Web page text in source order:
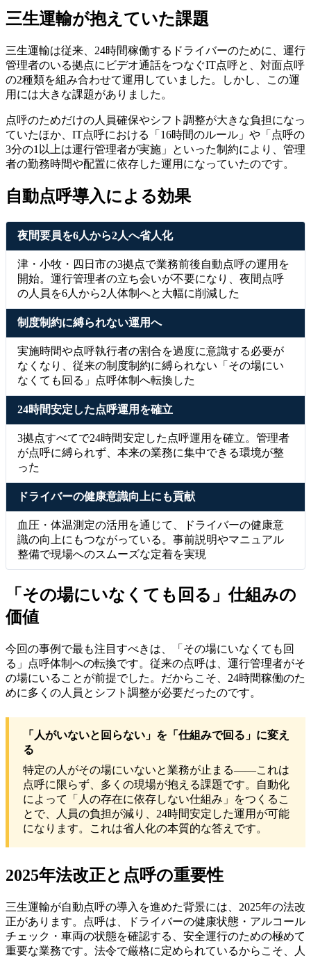
三生運輸が抱えていた課題
三生運輸は従来、24時間稼働するドライバーのために、運行
管理者のいる拠点にビデオ通話をつなぐIT点呼と、対面点呼
の2種類を組み合わせて運用していました。しかし、この運
用には大きな課題がありました。
点呼のためだけの人員確保やシフト調整が大きな負担になっ
ていたほか、IT点呼における「16時間のルール」や「点呼の
3分の1以上は運行管理者が実施」といった制約により、管理
者の勤務時間や配置に依存した運用になっていたのです。
自動点呼導入による効果
夜間要員を6人から2人へ省人化
津・小牧・四日市の3拠点で業務前後自動点呼の運用を
開始。運行管理者の立ち会いが不要になり、夜間点呼
の人員を6人から2人体制へと大幅に削減した
制度制約に縛られない運用へ
実施時間や点呼執行者の割合を過度に意識する必要が
なくなり、従来の制度制約に縛られない「その場にい
なくても回る」点呼体制へ転換した
24時間安定した点呼運用を確立
3拠点すべてで24時間安定した点呼運用を確立。管理者
が点呼に縛られず、本来の業務に集中できる環境が整
った
ドライバーの健康意識向上にも貢献
血圧・体温測定の活用を通じて、ドライバーの健康意
識の向上にもつながっている。事前説明やマニュアル
整備で現場へのスムーズな定着を実現
「その場にいなくても回る」仕組みの
価値
今回の事例で最も注目すべきは、「その場にいなくても回
る」点呼体制への転換です。従来の点呼は、運行管理者がそ
の場にいることが前提でした。だからこそ、24時間稼働のた
めに多くの人員とシフト調整が必要だったのです。
「人がいないと回らない」を「仕組みで回る」に変え
る
特定の人がその場にいないと業務が止まる——これは
点呼に限らず、多くの現場が抱える課題です。自動化
によって「人の存在に依存しない仕組み」をつくるこ
とで、人員の負担が減り、24時間安定した運用が可能
になります。これは省人化の本質的な答えです。
2025年法改正と点呼の重要性
三生運輸が自動点呼の導入を進めた背景には、2025年の法改
正があります。点呼は、ドライバーの健康状態・アルコール
チェック・車両の状態を確認する、安全運行のための極めて
重要な業務です。法令で厳格に定められているからこそ、人